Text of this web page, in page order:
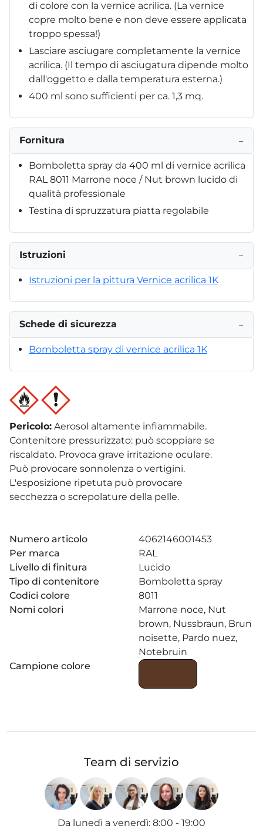
di colore con la vernice acrilica. (La vernice
copre molto bene e non deve essere applicata
troppo spessa!)
Lasciare asciugare completamente la vernice
acrilica. (Il tempo di asciugatura dipende molto
dall'oggetto e dalla temperatura esterna.)
400 ml sono sufficienti per ca. 1,3 mq.
Fornitura −
Bomboletta spray da 400 ml di vernice acrilica
RAL 8011 Marrone noce / Nut brown lucido di
qualità professionale
Testina di spruzzatura piatta regolabile
Istruzioni −
Istruzioni per la pittura Vernice acrilica 1K
Schede di sicurezza −
Bomboletta spray di vernice acrilica 1K
Pericolo: Aerosol altamente infiammabile.
Contenitore pressurizzato: può scoppiare se
riscaldato. Provoca grave irritazione oculare.
Può provocare sonnolenza o vertigini.
L'esposizione ripetuta può provocare
secchezza o screpolature della pelle.
Numero articolo
4062146001453
Per marca
RAL
Livello di finitura
Lucido
Tipo di contenitore
Bomboletta spray
Codici colore
8011
Nomi colori
Marrone noce, Nut
brown, Nussbraun, Brun
noisette, Pardo nuez,
Notebruin
Campione colore
Team di servizio
Da lunedì a venerdì: 8:00 - 19:00